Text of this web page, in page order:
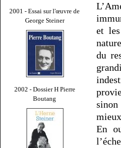
2001 - Essai sur l'œuvre de
George Steiner
2002 - Dossier H Pierre
Boutang
et
du
sinon
En